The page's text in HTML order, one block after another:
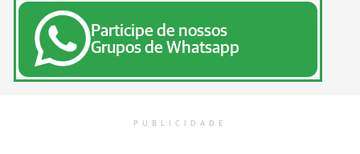
Participe de nossos
Grupos de Whatsapp
PUBLICIDADE